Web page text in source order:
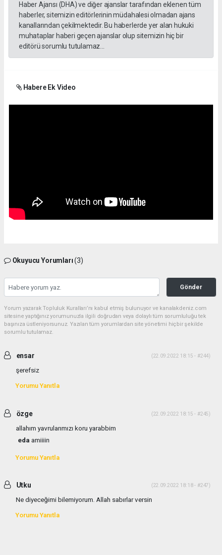
Haber Ajansı (DHA) ve diğer ajanslar tarafından eklenen tüm
haberler, sitemizin editörlerinin müdahalesi olmadan ajans
kanallarından çekilmektedir. Bu haberlerde yer alan hukuki
muhataplar haberi geçen ajanslar olup sitemizin hiç bir
editörü sorumlu tutulamaz...
Habere Ek Video
Okuyucu Yorumları(3)
Gönder
Yorum yazarak Topluluk Kuralları’nı kabul etmiş bulunuyor ve kanalakdeniz.com
sitesine yaptığınız yorumunuzla ilgili doğrudan veya dolaylı tüm sorumluluğu tek
başınıza üstleniyorsunuz. Yazılan tüm yorumlardan site yönetimi hiçbir şekilde
sorumlu tutulamaz.
ensar (22.09.2022 18:15 - #244)
şerefsiz
Yorumu Yanıtla
özge (22.09.2022 18:15 - #245)
allahım yavrularımızı koru yarabbim
eda amiiiin
Yorumu Yanıtla
Utku (22.09.2022 18:18 - #247)
Ne diyeceğimi bilemiyorum. Allah sabırlar versin
Yorumu Yanıtla